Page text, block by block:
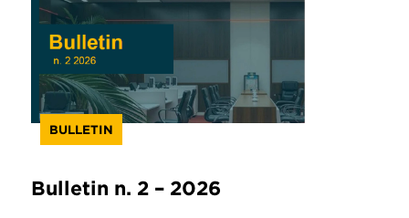
BULLETIN
Bulletin n. 2 – 2026